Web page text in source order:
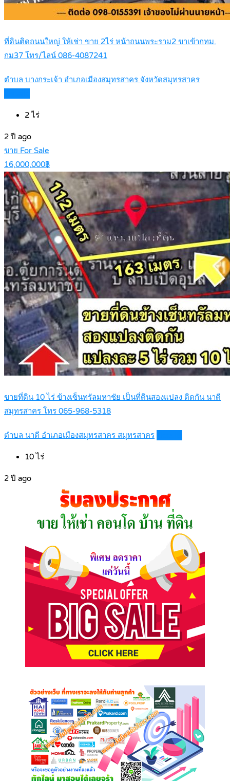
ที่ดินติดถนนใหญ่ ให้เช่า ขาย 2ไร่ หน้าถนนพระราม2 ขาเข้ากทม.
กม37 โทร/ไลน์ 086-4087241
ตำบล บางกระเจ้า อำเภอเมืองสมุทรสาคร จังหวัดสมุทรสาคร
2ไร่
2 ปี ago
ขาย For Sale
16,000,000฿
ขายที่ดิน 10 ไร่ ข้างเซ็นทรัลมหาชัย เป็นที่ดินสองแปลง ติดกัน นาดี
สมุทรสาคร โทร 065-968-5318
ตำบล นาดี อำเภอเมืองสมุทรสาคร สมุทรสาคร
10ไร่
2 ปี ago